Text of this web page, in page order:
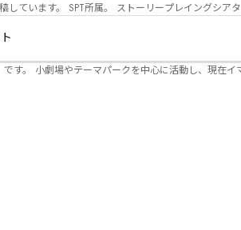
。 ボードゲーム×体感型演劇 イマ
す。 小劇場やテーマパークを中心に活動し、現在